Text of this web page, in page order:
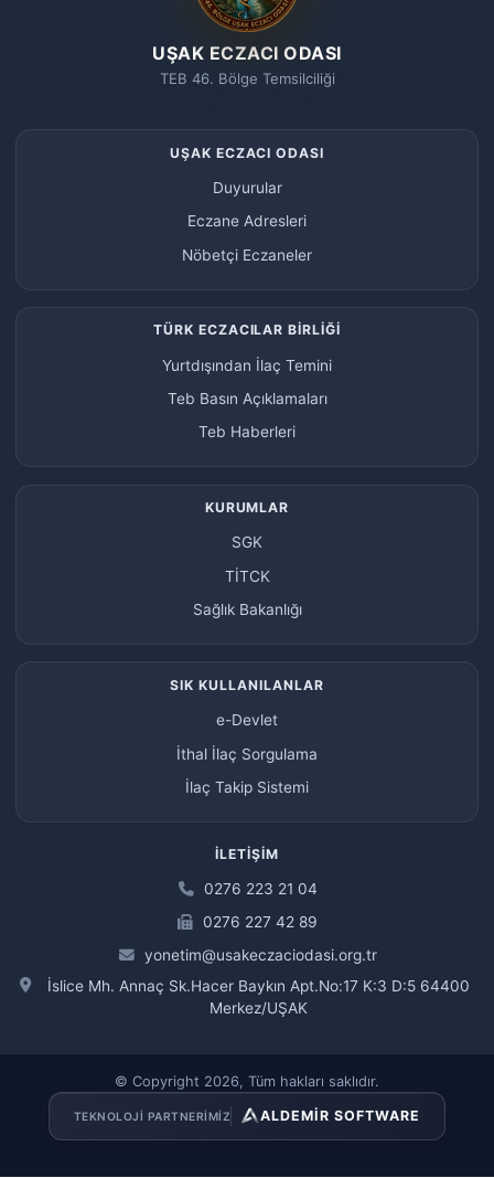
UŞAK ECZACI ODASI
TEB 46. Bölge Temsilciliği
UŞAK ECZACI ODASI
Duyurular
Eczane Adresleri
Nöbetçi Eczaneler
TÜRK ECZACILAR BİRLİĞİ
Yurtdışından İlaç Temini
Teb Basın Açıklamaları
Teb Haberleri
KURUMLAR
SGK
TİTCK
Sağlık Bakanlığı
SIK KULLANILANLAR
e-Devlet
İthal İlaç Sorgulama
İlaç Takip Sistemi
İLETIŞIM
0276 223 21 04
0276 227 42 89
yonetim@usakeczaciodasi.org.tr
İslice Mh. Annaç Sk.Hacer Baykın Apt.No:17 K:3 D:5 64400
Merkez/UŞAK
© Copyright 2026, Tüm hakları saklıdır.
TEKNOLOJI PARTNERIMIZ ALDEMİR SOFTWARE